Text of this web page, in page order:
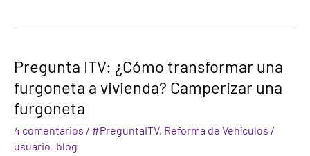
Pregunta ITV: ¿Cómo transformar una
furgoneta a vivienda? Camperizar una
furgoneta
4 comentarios / #PreguntaITV, Reforma de Vehículos /
usuario_blog
Pregunta
ITV:
¿Cómo
transformar
una
furgoneta
a
vivienda?